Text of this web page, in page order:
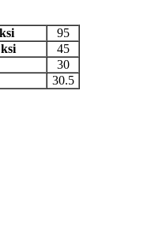
95
45
30
30.5